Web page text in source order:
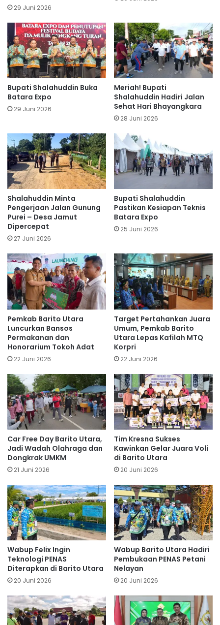
29 Juni 2026
Bupati Shalahuddin Buka
Batara Expo
29 Juni 2026
Meriah! Bupati
Shalahuddin Hadiri Jalan
Sehat Hari Bhayangkara
28 Juni 2026
Shalahuddin Minta
Pengerjaan Jalan Gunung
Purei – Desa Jamut
Dipercepat
27 Juni 2026
Bupati Shalahuddin
Pastikan Kesiapan Teknis
Batara Expo
25 Juni 2026
Pemkab Barito Utara
Luncurkan Bansos
Permakanan dan
Honorarium Tokoh Adat
22 Juni 2026
Target Pertahankan Juara
Umum, Pemkab Barito
Utara Lepas Kafilah MTQ
Korpri
22 Juni 2026
Car Free Day Barito Utara,
Jadi Wadah Olahraga dan
Dongkrak UMKM
21 Juni 2026
Tim Kresna Sukses
Kawinkan Gelar Juara Voli
di Barito Utara
20 Juni 2026
Wabup Felix Ingin
Teknologi PENAS
Diterapkan di Barito Utara
20 Juni 2026
Wabup Barito Utara Hadiri
Pembukaan PENAS Petani
Nelayan
20 Juni 2026